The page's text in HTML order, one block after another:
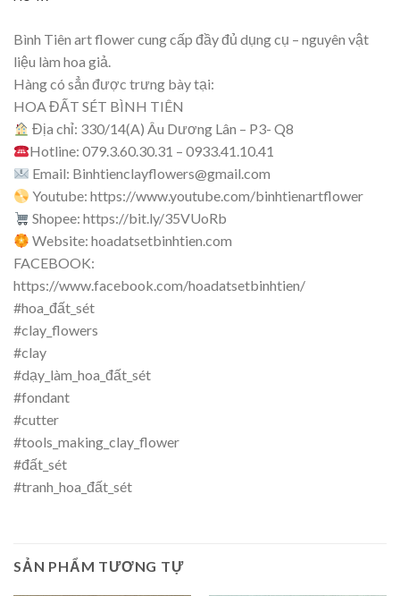
Bình Tiên art flower cung cấp đầy đủ dụng cụ – nguyên vật
liệu làm hoa giả.
Hàng có sẳn được trưng bày tại:
HOA ĐẤT SÉT BÌNH TIÊN
Địa chỉ: 330/14(A) Âu Dương Lân – P3- Q8
Hotline: 079.3.60.30.31 – 0933.41.10.41
Email: Binhtienclayflowers@gmail.com
Youtube: https://www.youtube.com/binhtienartflower
Shopee: https://bit.ly/35VUoRb
Website: hoadatsetbinhtien.com
FACEBOOK:
https://www.facebook.com/hoadatsetbinhtien/
#hoa_đất_sét
#clay_flowers
#clay
#dạy_làm_hoa_đất_sét
#fondant
#cutter
#tools_making_clay_flower
#đất_sét
#tranh_hoa_đất_sét
SẢN PHẨM TƯƠNG TỰ